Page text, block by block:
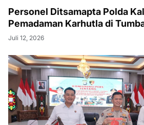
Personel Ditsamapta Polda
Pemadaman Karhutla di
Juli 12, 2026